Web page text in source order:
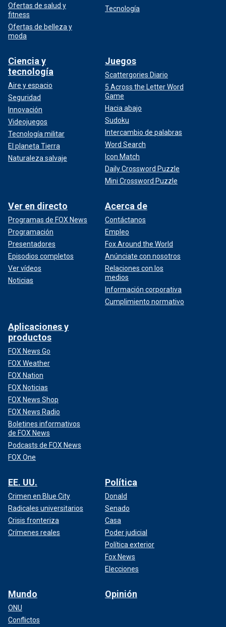
Ofertas de salud y
fitness
Ofertas de belleza y
moda
Tecnología
Ciencia y
tecnología
Aire y espacio
Seguridad
Innovación
Videojuegos
Tecnología militar
El planeta Tierra
Naturaleza salvaje
Juegos
Scattergories Diario
5 Across the Letter Word
Game
Hacia abajo
Sudoku
Intercambio de palabras
Word Search
Icon Match
Daily Crossword Puzzle
Mini Crossword Puzzle
Ver en directo
Programas de FOX News
Programación
Presentadores
Episodios completos
Ver vídeos
Noticias
Acerca de
Contáctanos
Empleo
Fox Around the World
Anúnciate con nosotros
Relaciones con los
medios
Información corporativa
Cumplimiento normativo
Aplicaciones y
productos
FOX News Go
FOX Weather
FOX Nation
FOX Noticias
FOX News Shop
FOX News Radio
Boletines informativos
de FOX News
Podcasts de FOX News
FOX One
EE. UU.
Crimen en Blue City
Radicales universitarios
Crisis fronteriza
Crímenes reales
Política
Donald
Senado
Casa
Poder judicial
Política exterior
Fox News
Elecciones
Mundo
ONU
Conflictos
Opinión